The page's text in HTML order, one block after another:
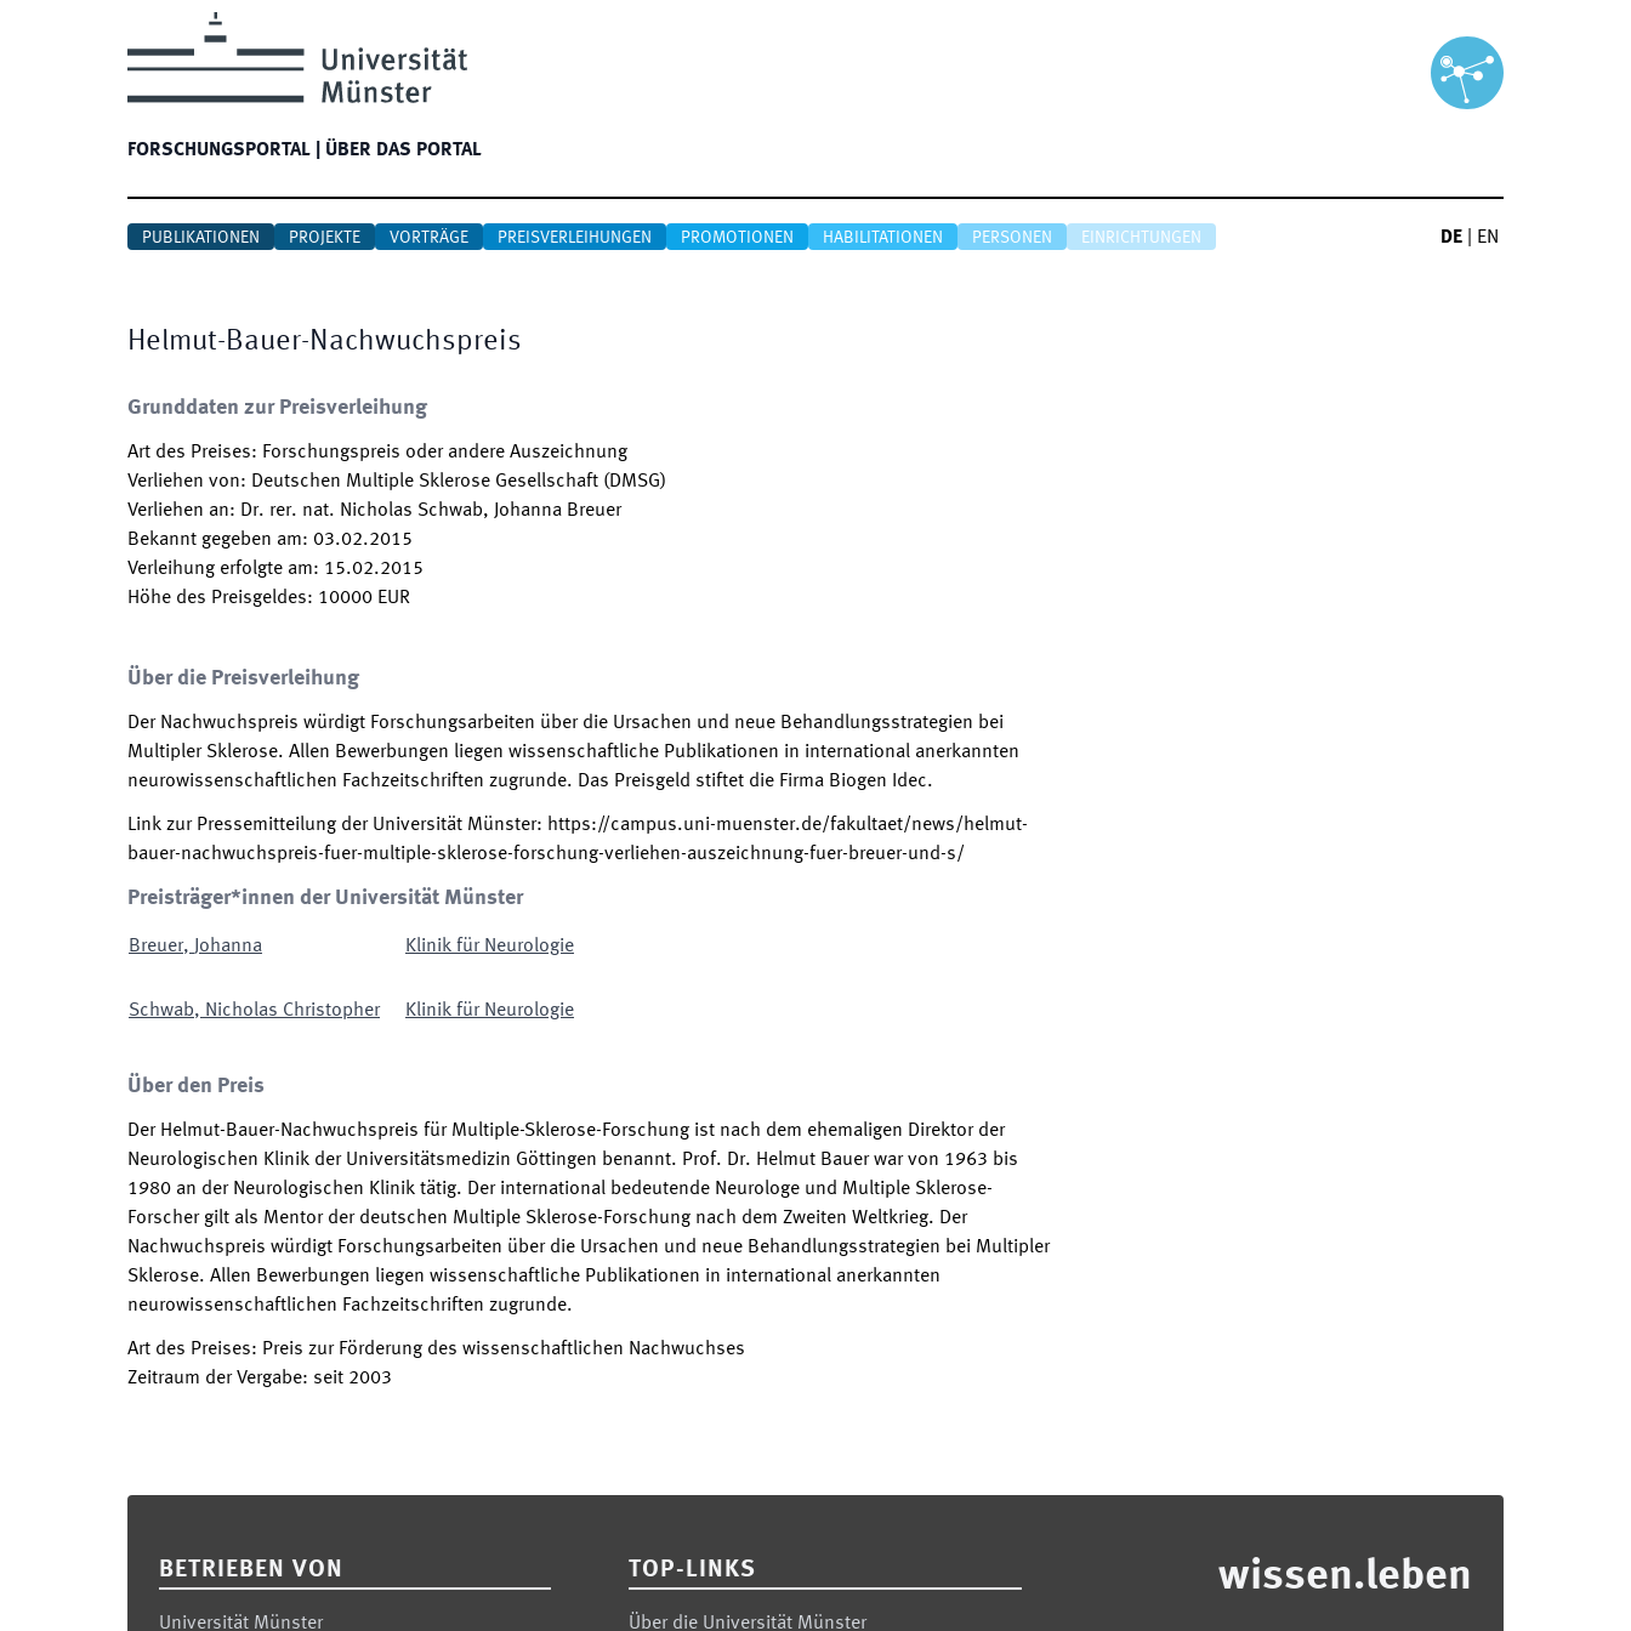
FORSCHUNGSPORTAL ÜBER DAS PORTAL
PUBLIKATIONEN PROJEKTE VORTRÄGE PREISVERLEIHUNGEN PROMOTIONEN HABILITATIONEN PERSONEN EINRICHTUNGEN DE EN
Helmut-Bauer-Nachwuchspreis
Grunddaten zur Preisverleihung
Art des Preises: Forschungspreis oder andere Auszeichnung
Verliehen von: Deutschen Multiple Sklerose Gesellschaft (DMSG)
Verliehen an: Dr. rer. nat. Nicholas Schwab, Johanna Breuer
Bekannt gegeben am: 03.02.2015
Verleihung erfolgte am: 15.02.2015
Höhe des Preisgeldes: 10000 EUR
Über die Preisverleihung
Der Nachwuchspreis würdigt Forschungsarbeiten über die Ursachen und neue Behandlungsstrategien bei
Multipler Sklerose. Allen Bewerbungen liegen wissenschaftliche Publikationen in international anerkannten
neurowissenschaftlichen Fachzeitschriften zugrunde. Das Preisgeld stiftet die Firma Biogen Idec.
Link zur Pressemitteilung der Universität Münster: https://campus.uni-muenster.de/fakultaet/news/helmut-
bauer-nachwuchspreis-fuer-multiple-sklerose-forschung-verliehen-auszeichnung-fuer-breuer-und-s/
Preisträger*innen der Universität Münster
Breuer, Johanna Klinik für Neurologie
Schwab, Nicholas Christopher Klinik für Neurologie
Über den Preis
Der Helmut-Bauer-Nachwuchspreis für Multiple-Sklerose-Forschung ist nach dem ehemaligen Direktor der
Neurologischen Klinik der Universitätsmedizin Göttingen benannt. Prof. Dr. Helmut Bauer war von 1963 bis
1980 an der Neurologischen Klinik tätig. Der international bedeutende Neurologe und Multiple Sklerose-
Forscher gilt als Mentor der deutschen Multiple Sklerose-Forschung nach dem Zweiten Weltkrieg. Der
Nachwuchspreis würdigt Forschungsarbeiten über die Ursachen und neue Behandlungsstrategien bei Multipler
Sklerose. Allen Bewerbungen liegen wissenschaftliche Publikationen in international anerkannten
neurowissenschaftlichen Fachzeitschriften zugrunde.
Art des Preises: Preis zur Förderung des wissenschaftlichen Nachwuchses
Zeitraum der Vergabe: seit 2003
BETRIEBEN VON
Universität Münster
TOP-LINKS
Über die Universität Münster
wissen.leben